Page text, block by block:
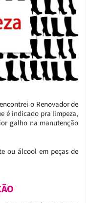
o Renovador de
é indicado pra limpeza,
galho na manutenção
ou álcool em peças de